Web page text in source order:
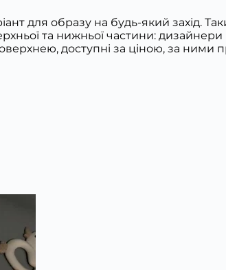
для образу на будь-який захід.
та нижньої частини:
доступні за ціною, за ними